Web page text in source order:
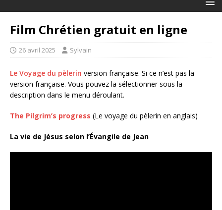
Film Chrétien gratuit en ligne
26 avril 2025 Sylvain
Le Voyage du pèlerin version française. Si ce n’est pas la
version française. Vous pouvez la sélectionner sous la
description dans le menu déroulant.
The Pilgrim’s progress (Le voyage du pèlerin en anglais)
La vie de Jésus selon l’Évangile de Jean